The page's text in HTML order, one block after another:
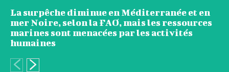
La surpêche diminue en Méditerranée et en
mer Noire, selon la FAO, mais les ressources
marines sont menacées par les activités
humaines